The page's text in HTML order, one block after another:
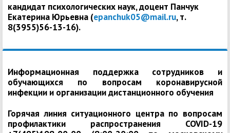
кандидат психологических наук, доцент Панчук
Екатерина Юрьевна (epanchuk05@mail.ru, т.
8(3955)56-13-16).
Информационная поддержка сотрудников и
обучающихся по вопросам коронавирусной
инфекции и организации дистанционного обучения
Горячая линия ситуационного центра по вопросам
профилактики распространения COVID-19